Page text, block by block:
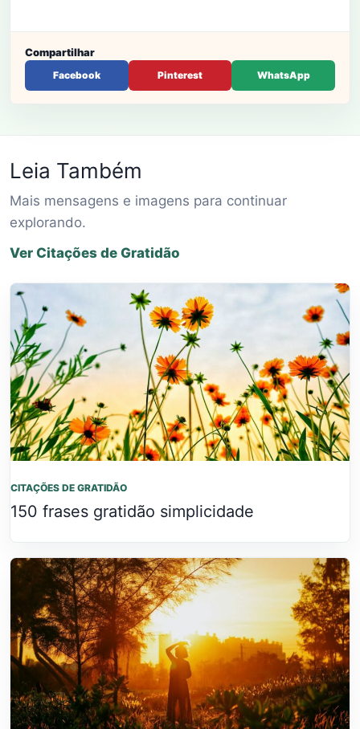
Compartilhar
Facebook Pinterest WhatsApp
Leia Também
Mais mensagens e imagens para continuar
explorando.
Ver Citações de Gratidão
CITAÇÕES DE GRATIDÃO
150 frases gratidão simplicidade